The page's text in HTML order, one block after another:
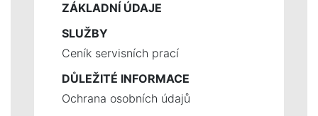
ZÁKLADNÍ ÚDAJE
SLUŽBY
Ceník servisních prací
DŮLEŽITÉ INFORMACE
Ochrana osobních údajů